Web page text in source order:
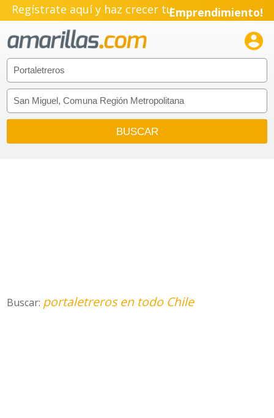
Regístrate aquí y haz crecer tuEmprendimiento!

Buscar: portaletreros en todo Chile